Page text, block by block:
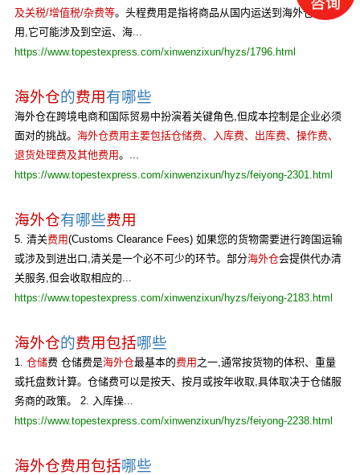
及关税/增值税/杂费等。头程费用是指将商品从国内运送到海外仓的费
用,它可能涉及到空运、海...
https://www.topestexpress.com/xinwenzixun/hyzs/1796.html
海外仓的费用有哪些
海外仓在跨境电商和国际贸易中扮演着关键角色,但成本控制是企业必须
面对的挑战。 海外仓费用主要包括仓储费、入库费、出库费、操作费、
退货处理费及其他费用。...
https://www.topestexpress.com/xinwenzixun/hyzs/feiyong-2301.html
海外仓有哪些费用
5. 清关费用(Customs Clearance Fees) 如果您的货物需要进行跨国运输
或涉及到进出口,清关是一个必不可少的环节。部分海外仓会提供代办清
关服务,但会收取相应的...
https://www.topestexpress.com/xinwenzixun/hyzs/feiyong-2183.html
海外仓的费用包括哪些
1. 仓储费 仓储费是海外仓最基本的费用 之一,通常按货物的体积、重量
或托盘数计算。仓储费可以是按天、按月或按年收取,具体取决于仓储服
务商的政策。 2. 入库操...
https://www.topestexpress.com/xinwenzixun/hyzs/feiyong-2238.html
海外仓费用包括哪些